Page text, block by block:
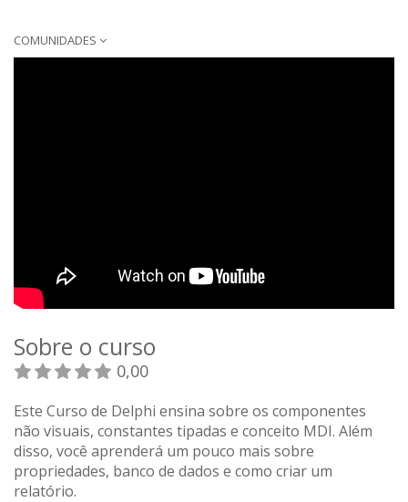
COMUNIDADES
Sobre o curso
0,00
Este Curso de Delphi ensina sobre os componentes
não visuais, constantes tipadas e conceito MDI. Além
disso, você aprenderá um pouco mais sobre
propriedades, banco de dados e como criar um
relatório.